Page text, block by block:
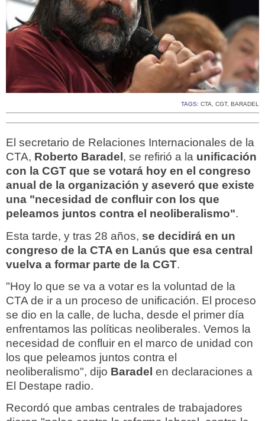
TAGS: CTA, CGT, BARADEL
El secretario de Relaciones Internacionales de la
CTA, Roberto Baradel , se refirió a la unificación
con la CGT que se votará hoy en el congreso
anual de la organización y aseveró que existe
una "necesidad de confluir con los que
peleamos juntos contra el neoliberalismo".
Esta tarde, y tras 28 años, se decidirá en un
congreso de la CTA en Lanús que esa central
vuelva a formar parte de la CGT.
"Hoy lo que se va a votar es la voluntad de la
CTA de ir a un proceso de unificación. El proceso
se dio en la calle, de lucha, desde el primer día
enfrentamos las políticas neoliberales. Vemos la
necesidad de confluir en el marco de unidad con
los que peleamos juntos contra el
neoliberalismo", dijo Baradel en declaraciones a
El Destape radio.
Recordó que ambas centrales de trabajadores